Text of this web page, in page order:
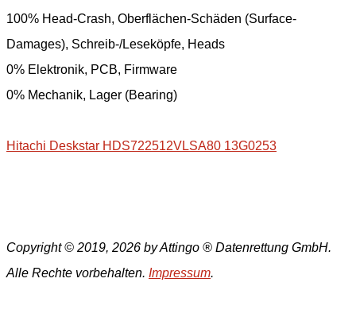
100% Head-Crash, Oberflächen-Schäden (Surface-
Damages), Schreib-/Leseköpfe, Heads
0% Elektronik, PCB, Firmware
0% Mechanik, Lager (Bearing)
Hitachi Deskstar HDS722512VLSA80 13G0253
Copyright © 2019, 2026 by Attingo ® Datenrettung GmbH.
Alle Rechte vorbehalten. Impressum.